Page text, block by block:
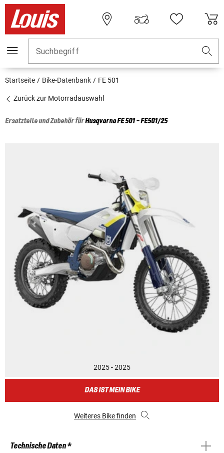
Suchbegriff
Startseite Bike-Datenbank FE 501
Zurück zur Motorradauswahl
Ersatzteile und Zubehör fürHusqvarnaFE 501 - FE501/25
2025 - 2025
DAS IST MEIN BIKE
Weiteres Bike finden
Technische Daten *